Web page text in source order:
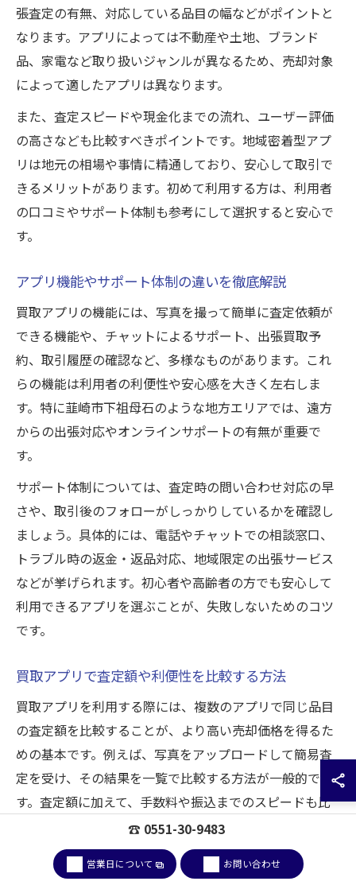
張査定の有無、対応している品目の幅などがポイントと
なります。アプリによっては不動産や土地、ブランド
品、家電など取り扱いジャンルが異なるため、売却対象
によって適したアプリは異なります。
また、査定スピードや現金化までの流れ、ユーザー評価
の高さなども比較すべきポイントです。地域密着型アプ
リは地元の相場や事情に精通しており、安心して取引で
きるメリットがあります。初めて利用する方は、利用者
の口コミやサポート体制も参考にして選択すると安心で
す。
アプリ機能やサポート体制の違いを徹底解説
買取アプリの機能には、写真を撮って簡単に査定依頼が
できる機能や、チャットによるサポート、出張買取予
約、取引履歴の確認など、多様なものがあります。これ
らの機能は利用者の利便性や安心感を大きく左右しま
す。特に韮崎市下祖母石のような地方エリアでは、遠方
からの出張対応やオンラインサポートの有無が重要で
す。
サポート体制については、査定時の問い合わせ対応の早
さや、取引後のフォローがしっかりしているかを確認し
ましょう。具体的には、電話やチャットでの相談窓口、
トラブル時の返金・返品対応、地域限定の出張サービス
などが挙げられます。初心者や高齢者の方でも安心して
利用できるアプリを選ぶことが、失敗しないためのコツ
です。
買取アプリで査定額や利便性を比較する方法
買取アプリを利用する際には、複数のアプリで同じ品目
の査定額を比較することが、より高い売却価格を得るた
めの基本です。例えば、写真をアップロードして簡易査
定を受け、その結果を一覧で比較する方法が一般的で
す。査定額に加えて、手数料や振込までのスピードも比
較ポイントとなります。
利便性としては、アプリの操作性や取引完了までのステ
ップ数、出張買取や宅配買取の有無なども確認が必要で
☎ 0551-30-9483
営業日について お問い合わせ